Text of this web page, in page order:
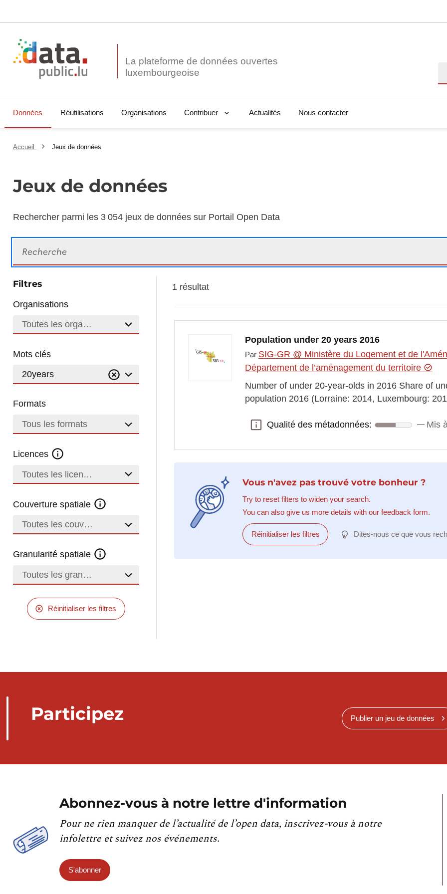
La plateforme de données ouvertes
Données Réutilisations Organisations Contribuer Actualités Nous contacter
Accueil Jeux de données
Jeux de données
Rechercher parmi les 3 054 jeux de données sur Portail Open Data
Filtres
Organisations
Toutes les organisations
Mots clés
20years
Formats
Tous les formats
Licences
Toutes les licences
Couverture spatiale
Toutes les couvertures
Granularité spatiale
Toutes les granularités
Réinitialiser les filtres
1 résultat
Population under 20 years 2016
Par SIG-GR @ Ministère du Logement et de
Département de l’aménagement du territoire
Number of under 20-year-olds in 2016 Share of
population 2016 (Lorraine: 2014, Luxembourg:
Qualité des métadonnées:
Qualité des métadonnées: Mis
Vous n'avez pas trouvé votre bonheur ?
Try to reset filters to widen your search.
You can also give us more details with our feedback form.
Réinitialiser les filtres Dites-nous ce que vous
Participez Publier un jeu de données
Abonnez-vous à notre lettre d'information
Pour ne rien manquer de l’actualité de l’open data, inscrivez-vous à notre
infolettre et suivez nos événements.
S'abonner